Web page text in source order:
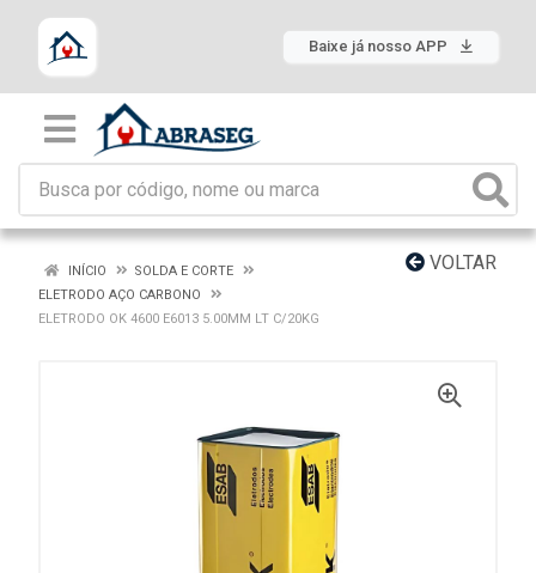
Baixe já nosso APP
VOLTAR
INÍCIO
SOLDA E CORTE
ELETRODO AÇO CARBONO
ELETRODO OK 4600 E6013 5.00MM LT C/20KG